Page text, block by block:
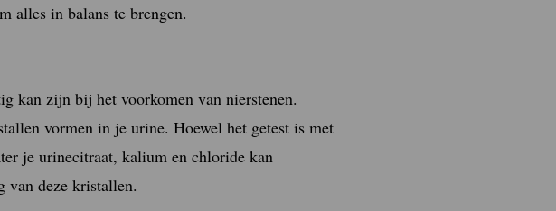
alles in balans te brengen.
kan zijn bij het voorkomen van nierstenen.
vormen in je urine. Hoewel het getest is met
je urinecitraat, kalium en chloride kan
van deze kristallen.